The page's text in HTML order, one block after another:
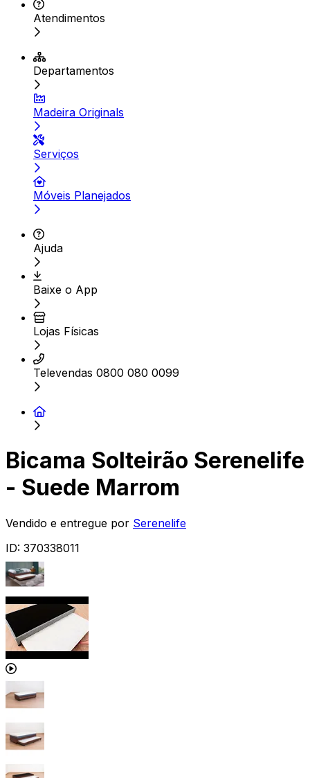
Atendimentos
Departamentos
Madeira Originals
Serviços
Móveis Planejados
Ajuda
Baixe o App
Lojas Físicas
Televendas 0800 080 0099
Bicama Solteirão Serenelife
- Suede Marrom
Vendido e entregue por Serenelife
ID: 370338011